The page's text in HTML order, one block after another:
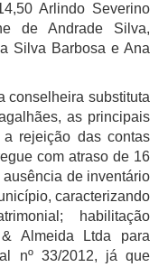
Arlindo Severino
de Andrade Silva,
Silva Barbosa e Ana
conselheira substituta
as principais
a rejeição das contas
com atraso de 16
de inventário
caracterizando
habilitação
Almeida Ltda para
nº 33/2012, já que